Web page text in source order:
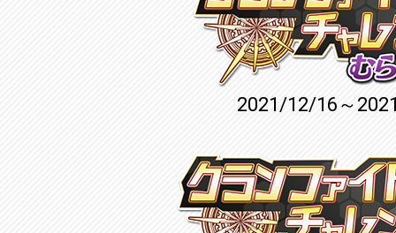
2021/12/16～